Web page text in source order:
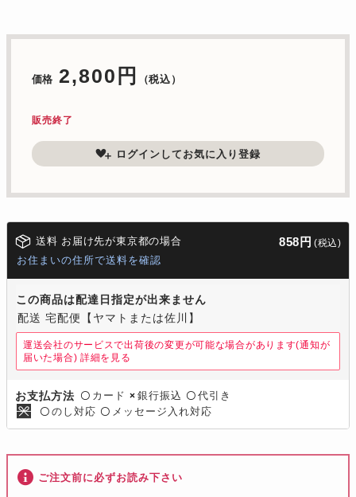
価格 2,800円 （税込）
販売終了
ログインしてお気に入り登録
送料 お届け先が東京都の場合 858円 (税込)
お住まいの住所で送料を確認
この商品は配達日指定が出来ません
配送 宅配便【ヤマトまたは佐川】
運送会社のサービスで出荷後の変更が可能な場合があります(通知が
届いた場合) 詳細を見る
お支払方法 〇 カード × 銀行振込 〇 代引き
〇 のし対応 〇 メッセージ入れ対応
ご注文前に必ずお読み下さい